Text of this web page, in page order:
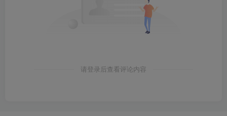
请登录后查看评论内容